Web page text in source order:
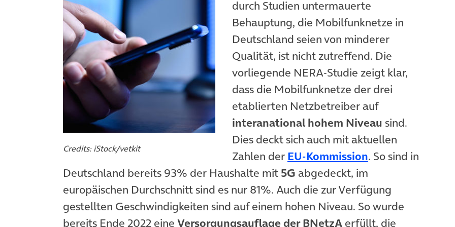
Credits: iStock/vetkit
durch Studien untermauerte
Behauptung, die Mobilfunknetze in
Deutschland seien von minderer
Qualität, ist nicht zutreffend. Die
vorliegende NERA-Studie zeigt klar,
dass die Mobilfunknetze der drei
etablierten Netzbetreiber auf
interanational hohem Niveau sind.
Dies deckt sich auch mit aktuellen
Zahlen der EU-Kommission(öffnet in neuem
. So sind in
Deutschland bereits 93% der Haushalte mit 5G abgedeckt, im
europäischen Durchschnitt sind es nur 81%. Auch die zur Verfügung
gestellten Geschwindigkeiten sind auf einem hohen Niveau. So wurde
bereits Ende 2022 eine Versorgungsauflage der BNetzA erfüllt, die